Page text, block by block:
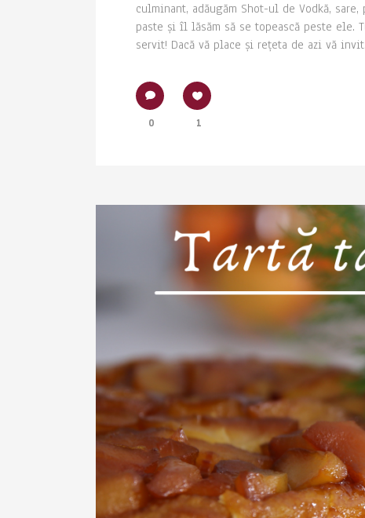
culminant, adăugăm Shot-ul de Vodkă,
paste și îl lăsăm să se topească peste ele.
servit! Dacă vă place și rețeta de azi vă
0 1